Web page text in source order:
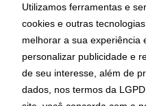
Utilizamos ferramentas e
cookies e outras
melhorar a sua experiência
personalizar publicidade e
de seu interesse, além de
dados, nos termos da